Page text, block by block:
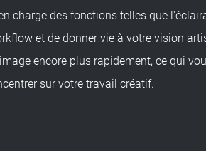
des fonctions telles que
et de donner vie à votre vision
encore plus rapidement, ce qui
sur votre travail créatif.